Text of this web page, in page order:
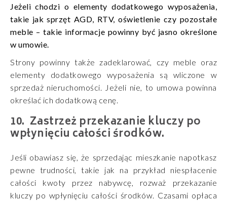
Jeżeli chodzi o elementy dodatkowego wyposażenia,
takie jak sprzęt AGD, RTV, oświetlenie czy pozostałe
meble – takie informacje powinny być jasno określone
w umowie.
Strony powinny także zadeklarować, czy meble oraz
elementy dodatkowego wyposażenia są wliczone w
sprzedaż nieruchomości. Jeżeli nie, to umowa powinna
określać ich dodatkową cenę.
Zastrzeż przekazanie kluczy po
wpłynięciu całości środków.
Jeśli obawiasz się, że sprzedając mieszkanie napotkasz
pewne trudności, takie jak na przykład niespłacenie
całości kwoty przez nabywcę, rozważ przekazanie
kluczy po wpłynięciu całości środków. Czasami opłaca